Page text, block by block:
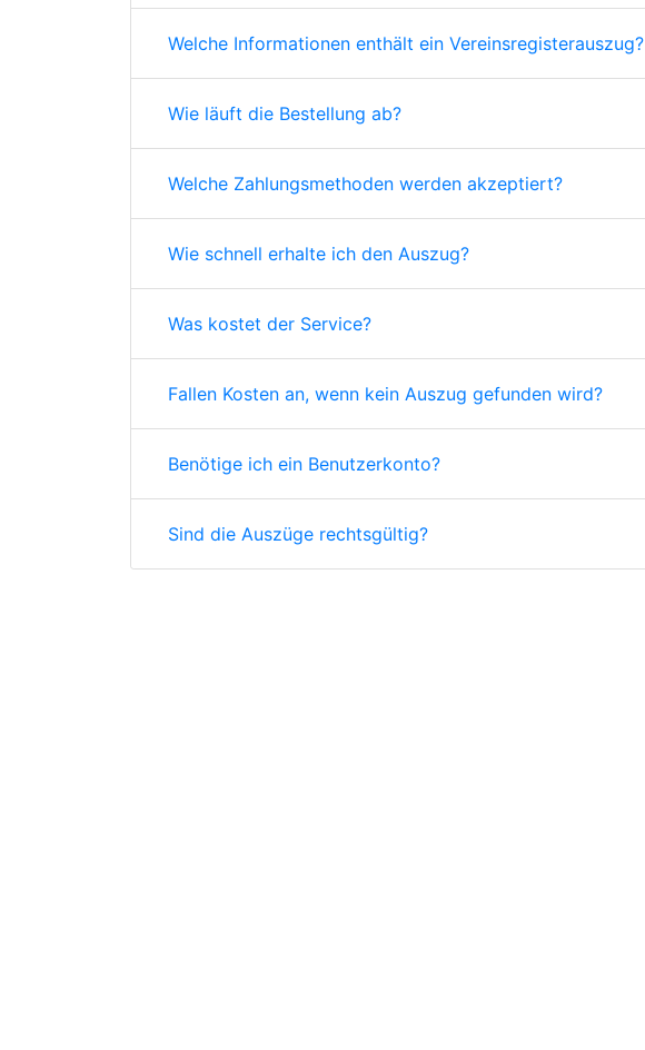
Welche Informationen enthält ein Vereinsregisterauszug?
Wie läuft die Bestellung ab?
Welche Zahlungsmethoden werden akzeptiert?
Wie schnell erhalte ich den Auszug?
Was kostet der Service?
Fallen Kosten an, wenn kein Auszug gefunden wird?
Benötige ich ein Benutzerkonto?
Sind die Auszüge rechtsgültig?